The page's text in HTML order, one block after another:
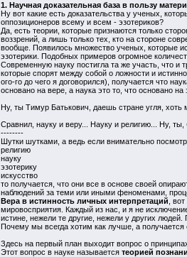
1. Научная доказательная база в пользу
Ну вот какие есть доказательства у ученых,
оппозиционеров всему и всем - эзотериков?
Да, есть теории, которые признаются только
воззрений, а лишь только тех, кто на стороне
вообще. Появилось множество ученых, которые
эзотерики. Подобных примеров огромное
Современную науку постигла та же участь, что и
которые спорят между собой о ложности и
ого-го до чего я договорился), получается что
основано на вере, а наука это то, что основано на
Ну, ты Тимур Батькович, даешь стране угля, хоть
Сравнил, науку и веру... Науку и религию... Ну, ты,
--------
Шутки шутками, а ведь если внимательно
религию
науку
эзотерику
искусство
то получается, что они все в основе своей
наблюдений за теми или иными феноменами,
Вера в истинность личных интерпретаций ,
мировосприятия. Каждый из нас, и я не
истине, нежели те другие, нежели у других
Почему мы всегда хотим как лучше, а получается
Здесь на первый план выходит вопрос о
Этот вопрос в науке называется теорией